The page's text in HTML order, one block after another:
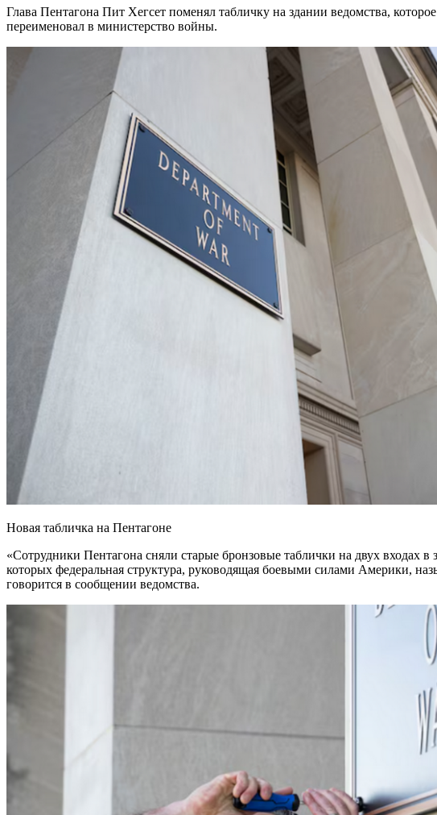
Глава Пентагона Пит Хегсет поменял табличку на здании ведомства,
переименовал в министерство войны.
Новая табличка на Пентагоне
«Сотрудники Пентагона сняли старые бронзовые таблички на двух входах
которых федеральная структура, руководящая боевыми силами Америки,
говорится в сообщении ведомства.